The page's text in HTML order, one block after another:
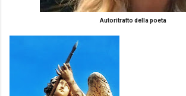
Autoritratto della poeta